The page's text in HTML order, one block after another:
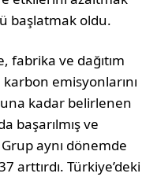
başlatmak oldu.
fabrika ve dağıtım
emisyonlarını
kadar belirlenen
başarılmış ve
aynı dönemde
arttırdı. Türkiye’deki